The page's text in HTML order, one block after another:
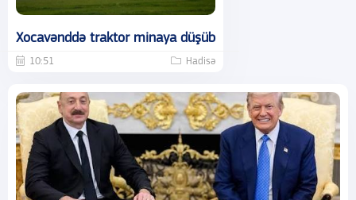
Xocavənddə traktor minaya düşüb
10:51 Hadisə